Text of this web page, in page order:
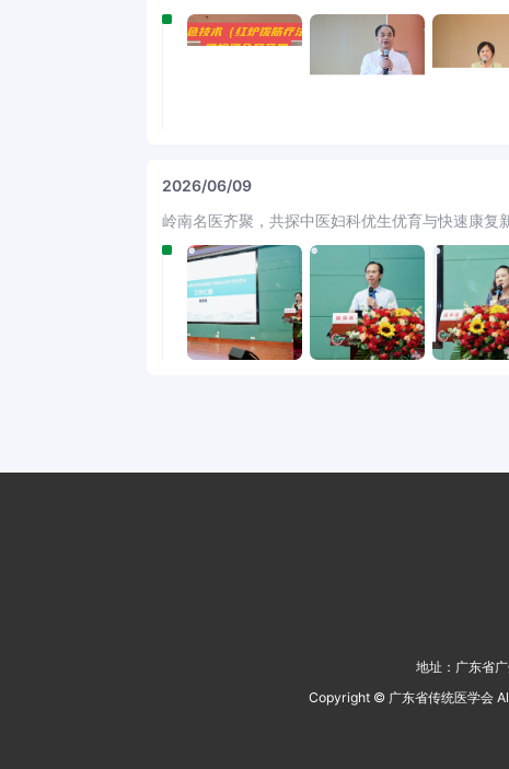
2026/06/09
岭南名医齐聚，共探中医妇科优生优育与快速康
地址： 广东省
Copyright © 广东省传统医学会